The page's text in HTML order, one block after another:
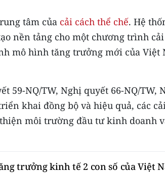
tâm của cải cách thể chế. Hệ
nền tảng cho một chương trình cải
mô hình tăng trưởng mới của Việt
59-NQ/TW, Nghị quyết 66-NQ/TW,
khai đồng bộ và hiệu quả, các
môi trường đầu tư kinh doanh
trưởng kinh tế 2 con số của Việt